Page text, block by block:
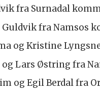
fra Surnadal
fra Namsos
og Kristine
og Lars Østring fra
og Egil Berdal fra